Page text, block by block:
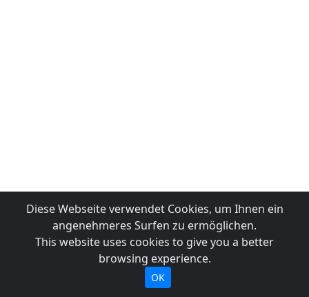
Diese Webseite verwendet Cookies, um Ihnen ein
angenehmeres Surfen zu ermöglichen.
This website uses cookies to give you a better
browsing experience.
OK